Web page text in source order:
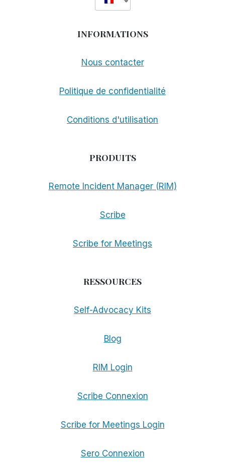
INFORMATIONS
Nous contacter
Politique de confidentialité
Conditions d'utilisation
PRODUITS
Remote Incident Manager (RIM)
Scribe
Scribe for Meetings
RESSOURCES
Self-Advocacy Kits
Blog
RIM Login
Scribe Connexion
Scribe for Meetings Login
Sero Connexion